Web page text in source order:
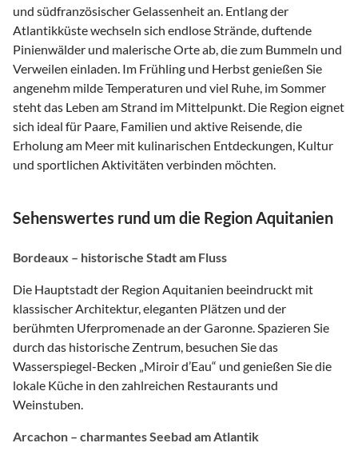
und südfranzösischer Gelassenheit an. Entlang der
Atlantikküste wechseln sich endlose Strände, duftende
Pinienwälder und malerische Orte ab, die zum Bummeln und
Verweilen einladen. Im Frühling und Herbst genießen Sie
angenehm milde Temperaturen und viel Ruhe, im Sommer
steht das Leben am Strand im Mittelpunkt. Die Region eignet
sich ideal für Paare, Familien und aktive Reisende, die
Erholung am Meer mit kulinarischen Entdeckungen, Kultur
und sportlichen Aktivitäten verbinden möchten.
Sehenswertes rund um die Region Aquitanien
Bordeaux – historische Stadt am Fluss
Die Hauptstadt der Region Aquitanien beeindruckt mit
klassischer Architektur, eleganten Plätzen und der
berühmten Uferpromenade an der Garonne. Spazieren Sie
durch das historische Zentrum, besuchen Sie das
Wasserspiegel-Becken „Miroir d’Eau“ und genießen Sie die
lokale Küche in den zahlreichen Restaurants und
Weinstuben.
Arcachon – charmantes Seebad am Atlantik